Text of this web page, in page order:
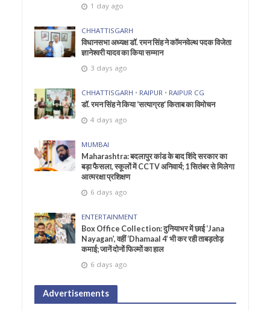
1 day ago
CHHATTISGARH
विधानसभा अध्यक्ष डॉ. रमन सिंह ने कॉमनवेल्थ पदक विजेता
ज्ञानेश्वरी यादव का किया सम्मान
3 days ago
CHHATTISGARH • RAIPUR • RAIPUR CG
डॉ. रमन सिंह ने किया ‘सत्याग्रह‘ किताब का विमोचन
4 days ago
MUMBAI
Maharashtra: बदलापुर कांड के बाद शिंदे सरकार का
बड़ा फैसला, स्कूलों में CCTV अनिवार्य; 1 सितंबर से मिलेगा
आत्मरक्षा प्रशिक्षण
6 days ago
ENTERTAINMENT
Box Office Collection: दुनियाभर में छाई ‘Jana
Nayagan’, वहीं ‘Dhamaal 4’ भी कर रही ताबड़तोड़
कमाई; जानें दोनों फिल्मों का हाल
6 days ago
Advertisements